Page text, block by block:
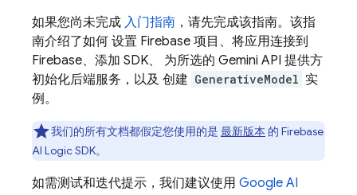
如果您尚未完成 入门指南 ，请先完成该指南。该指
南介绍了如何 设置 Firebase 项目、将应用连接到
Firebase、添加 SDK、 为所选的 Gemini API 提供方
初始化后端服务，以及 创建 GenerativeModel 实
例。
我们的所有文档都假定您使用的是 最新版本 的 Firebase
AI LogicSDK。
如需测试和迭代提示，我们建议使用 Google AI